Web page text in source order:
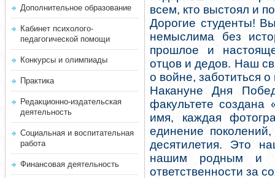
Дополнительное образование
Кабинет психолого-
педагогической помощи
Конкурсы и олимпиады
Практика
Редакционно-издательская
деятельность
Социальная и воспитательная
работа
Финансовая деятельность
всем, кто выстоял и
Дорогие студенты!
немыслима без
прошлое и
отцов и дедов. Наш
о войне, заботиться
Накануне Дня
факультете создана
имя, каждая
единение
десятилетия. Это
нашим родным и
ответственности за